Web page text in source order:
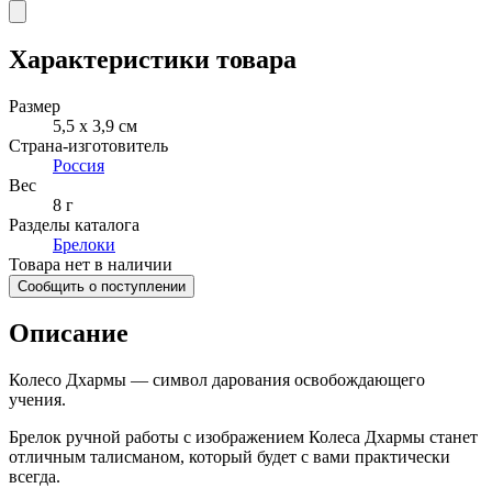
Характеристики товара
Размер
5,5 х 3,9 см
Страна-изготовитель
Россия
Вес
8 г
Разделы каталога
Брелоки
Товара нет в наличии
Сообщить о поступлении
Описание
Колесо Дхармы — символ дарования освобождающего
учения.
Брелок ручной работы с изображением Колеса Дхармы станет
отличным талисманом, который будет с вами практически
всегда.